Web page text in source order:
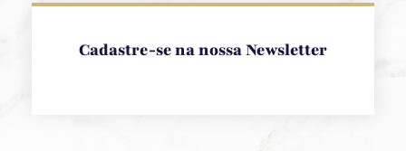
Cadastre-se na nossa Newsletter